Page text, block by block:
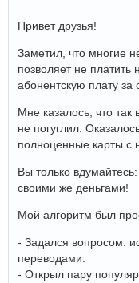
Привет друзья!
Заметил, что многие
позволяет не платить
абонентскую плату за
Мне казалось, что так
не погуглил.
полноценные карты с
Вы только
своими же деньгами!
Мой алгоритм был
- Задался вопросом:
переводами.
- Открыл пару